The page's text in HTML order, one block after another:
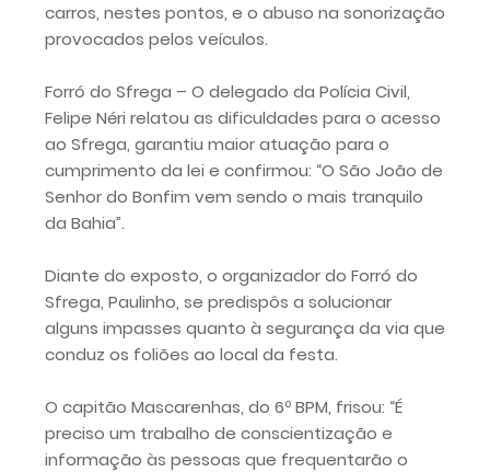
carros, nestes pontos, e o abuso na sonorização
provocados pelos veículos.
Forró do Sfrega – O delegado da Polícia Civil,
Felipe Néri relatou as dificuldades para o acesso
ao Sfrega, garantiu maior atuação para o
cumprimento da lei e confirmou: “O São João de
Senhor do Bonfim vem sendo o mais tranquilo
da Bahia”.
Diante do exposto, o organizador do Forró do
Sfrega, Paulinho, se predispôs a solucionar
alguns impasses quanto à segurança da via que
conduz os foliões ao local da festa.
O capitão Mascarenhas, do 6º BPM, frisou: “É
preciso um trabalho de conscientização e
informação às pessoas que frequentarão o